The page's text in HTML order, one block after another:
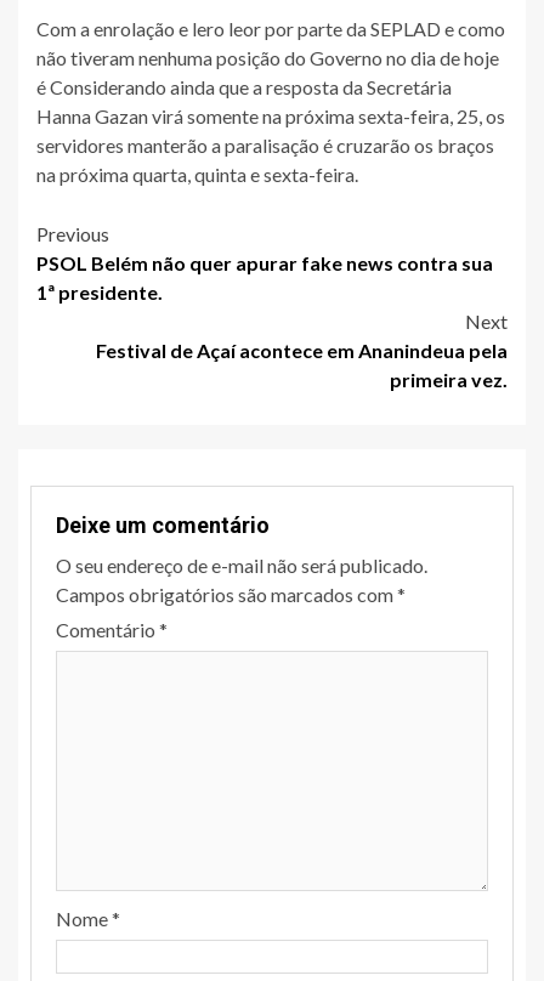
Com a enrolação e lero leor por parte da SEPLAD e como
não tiveram nenhuma posição do Governo no dia de hoje
é Considerando ainda que a resposta da Secretária
Hanna Gazan virá somente na próxima sexta-feira, 25, os
servidores manterão a paralisação é cruzarão os braços
na próxima quarta, quinta e sexta-feira.
Post
navigation
Previous
PSOL Belém não quer apurar fake news contra sua
1ª presidente.
Next
Festival de Açaí acontece em Ananindeua pela
primeira vez.
Deixe um comentário
O seu endereço de e-mail não será publicado.
Campos obrigatórios são marcados com*
Comentário *
Nome*